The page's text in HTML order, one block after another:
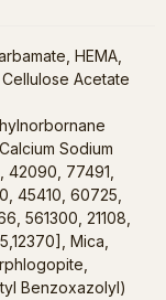
HEMA,
Acetate
Sodium
42090, 77491,
45410, 60725,
561300, 21108,
Mica,
Benzoxazolyl)